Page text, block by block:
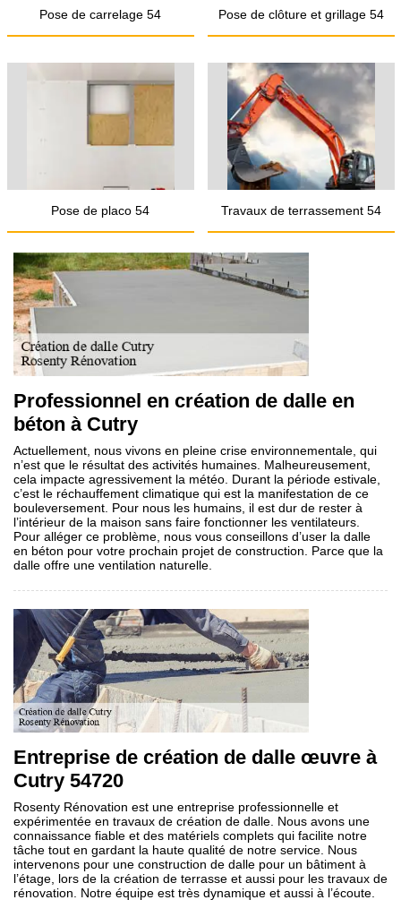
Pose de carrelage 54 Pose de clôture et grillage 54
Pose de placo 54 Travaux de terrassement 54
Professionnel en création de dalle en
béton à Cutry
Actuellement, nous vivons en pleine crise environnementale, qui
n’est que le résultat des activités humaines. Malheureusement,
cela impacte agressivement la météo. Durant la période estivale,
c’est le réchauffement climatique qui est la manifestation de ce
bouleversement. Pour nous les humains, il est dur de rester à
l’intérieur de la maison sans faire fonctionner les ventilateurs.
Pour alléger ce problème, nous vous conseillons d’user la dalle
en béton pour votre prochain projet de construction. Parce que la
dalle offre une ventilation naturelle.
Entreprise de création de dalle œuvre à
Cutry 54720
Rosenty Rénovation est une entreprise professionnelle et
expérimentée en travaux de création de dalle. Nous avons une
connaissance fiable et des matériels complets qui facilite notre
tâche tout en gardant la haute qualité de notre service. Nous
intervenons pour une construction de dalle pour un bâtiment à
l’étage, lors de la création de terrasse et aussi pour les travaux de
rénovation. Notre équipe est très dynamique et aussi à l’écoute.